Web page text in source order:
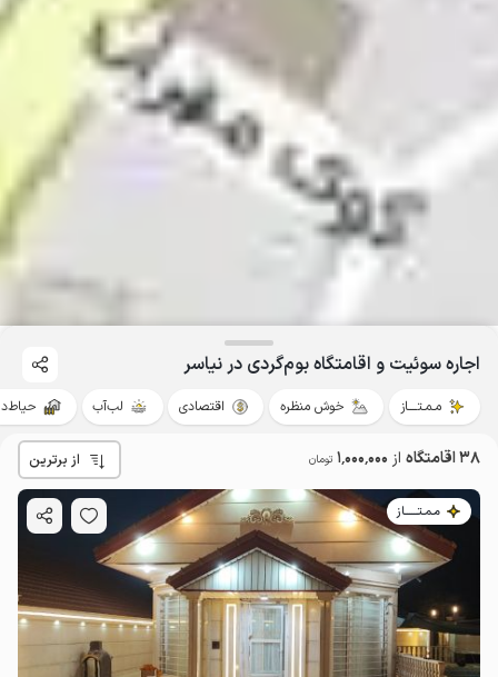
اجاره سوئیت و اقامتگاه بوم‌گردی در نیاسر
مـمـتــــاز خوش منظره اقتصادی لب‌آب
38 اقامتگاه از 1٬000٬000 تومان از برترین
مـمـتــــــاز